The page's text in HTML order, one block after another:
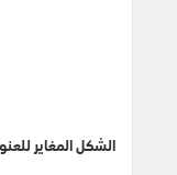
الشكل المغاير